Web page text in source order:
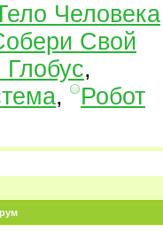
Человека
Свой
,
,
Робот